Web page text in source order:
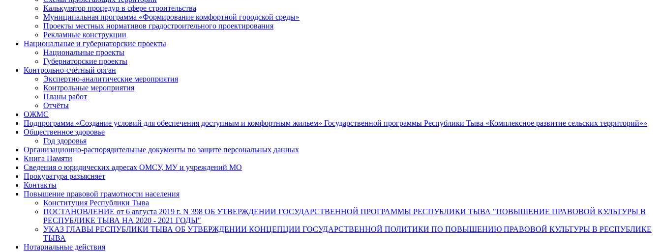
Калькулятор процедур в сфере строительства
Муниципальная программа «Формирование комфортной городской среды»
Проекты местных нормативов градостроительного проектирования
Рекламные конструкции
Национальные и губернаторские проекты
Национальные проекты
Губернаторские проекты
Контрольно-счётный орган
Экспертно-аналитические мероприятия
Контрольные мероприятия
Планы работ
Отчёты
ОЖМС
Подпрограмма «Создание условий для обеспечения доступным и комфортным жильем» Государственной программы Республики Тыва «Комплексное развитие сельских территорий»»
Общественное здоровье
Год здоровья
Организационно-распорядительные документы по защите персональных данных
Книга Памяти
Сведения о юридических адресах ОМСУ, МУ и учреждений МО
Прокуратура разъясняет
Контакты
Повышение правовой грамотности населения
Конституция Республики Тыва
ПОСТАНОВЛЕНИЕ от 6 августа 2019 г. N 398 ОБ УТВЕРЖДЕНИИ ГОСУДАРСТВЕННОЙ ПРОГРАММЫ РЕСПУБЛИКИ ТЫВА "ПОВЫШЕНИЕ ПРАВОВОЙ КУЛЬТУРЫ В
РЕСПУБЛИКЕ ТЫВА НА 2020 - 2021 ГОДЫ"
УКАЗ ГЛАВЫ РЕСПУБЛИКИ ТЫВА ОБ УТВЕРЖДЕНИИ КОНЦЕПЦИИ ГОСУДАРСТВЕННОЙ ПОЛИТИКИ ПО ПОВЫШЕНИЮ ПРАВОВОЙ КУЛЬТУРЫ В РЕСПУБЛИКЕ
ТЫВА
Нотариальные действия